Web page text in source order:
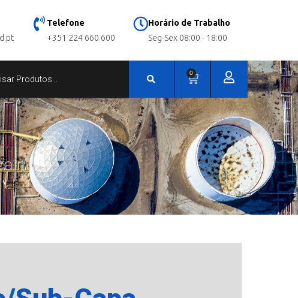
Telefone
+351 224 660 600
Horário de Trabalho
Seg-Sex 08:00 - 18:00
0